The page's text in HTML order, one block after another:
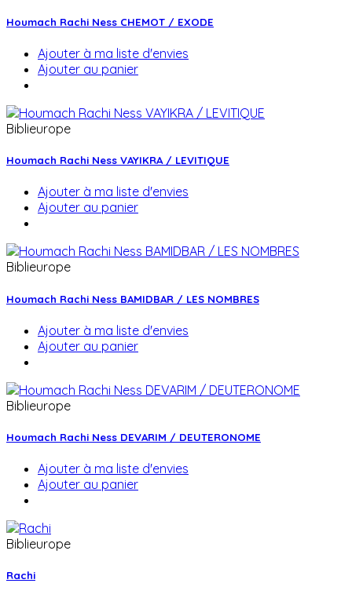
Houmach Rachi Ness CHEMOT / EXODE
Ajouter à ma liste d'envies
Ajouter au panier
Biblieurope
Houmach Rachi Ness VAYIKRA / LEVITIQUE
Ajouter à ma liste d'envies
Ajouter au panier
Biblieurope
Houmach Rachi Ness BAMIDBAR / LES NOMBRES
Ajouter à ma liste d'envies
Ajouter au panier
Biblieurope
Houmach Rachi Ness DEVARIM / DEUTERONOME
Ajouter à ma liste d'envies
Ajouter au panier
Biblieurope
Rachi